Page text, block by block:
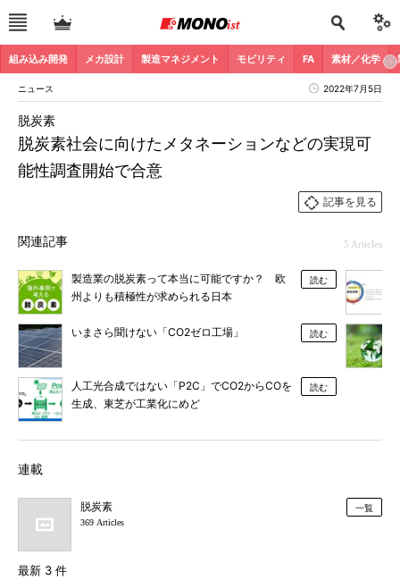
組み込み開発 メカ設計 製造マネジメント モビリティ FA 素材／化学
ニュース 2022年7月5日
脱炭素社会に向けたメタネーションなどの実現可
能性調査開始で合意
脱炭素
記事を見る
関連記事 5 Articles
製造業の脱炭素って本当に可能ですか？ 欧
州よりも積極性が求められる日本
読む
いまさら聞けない「CO2ゼロ工場」 読む
人工光合成ではない「P2C」でCO2からCOを
生成、東芝が工業化にめど
読む
連載
脱炭素
369 Articles
一覧
最新 3 件